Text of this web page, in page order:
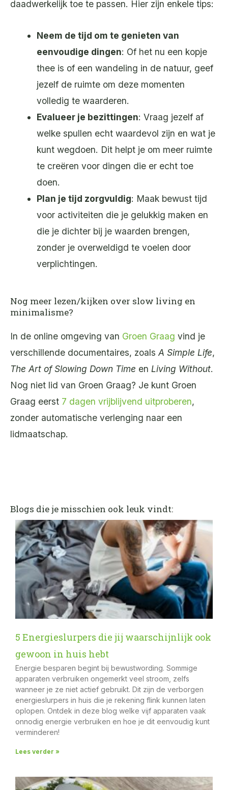
daadwerkelijk toe te passen. Hier zijn enkele tips:
Neem de tijd om te genieten van
eenvoudige dingen: Of het nu een kopje
thee is of een wandeling in de natuur, geef
jezelf de ruimte om deze momenten
volledig te waarderen.
Evalueer je bezittingen: Vraag jezelf af
welke spullen echt waardevol zijn en wat je
kunt wegdoen. Dit helpt je om meer ruimte
te creëren voor dingen die er echt toe
doen.
Plan je tijd zorgvuldig: Maak bewust tijd
voor activiteiten die je gelukkig maken en
die je dichter bij je waarden brengen,
zonder je overweldigd te voelen door
verplichtingen.
Nog meer lezen/kijken over slow living en
minimalisme?
In de online omgeving van Groen Graag vind je
verschillende documentaires, zoals A Simple Life,
The Art of Slowing Down Time en Living Without.
Nog niet lid van Groen Graag? Je kunt Groen
Graag eerst 7 dagen vrijblijvend uitproberen,
zonder automatische verlenging naar een
lidmaatschap.
Blogs die je misschien ook leuk vindt:
5 Energieslurpers die jij waarschijnlijk ook
gewoon in huis hebt
Energie besparen begint bij bewustwording. Sommige
apparaten verbruiken ongemerkt veel stroom, zelfs
wanneer je ze niet actief gebruikt. Dit zijn de verborgen
energieslurpers in huis die je rekening flink kunnen laten
oplopen. Ontdek in deze blog welke vijf apparaten vaak
onnodig energie verbruiken en hoe je dit eenvoudig kunt
verminderen!
Lees verder »